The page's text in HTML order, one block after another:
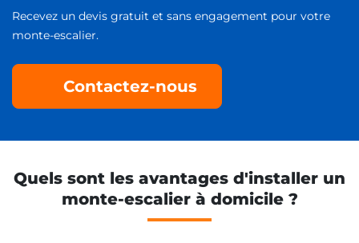
Recevez un devis gratuit et sans engagement pour votre
monte-escalier.
Contactez-nous
Quels sont les avantages d'installer un
monte-escalier à domicile ?